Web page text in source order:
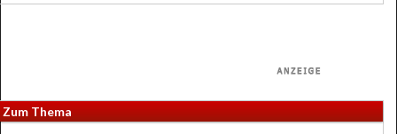
Zum Thema